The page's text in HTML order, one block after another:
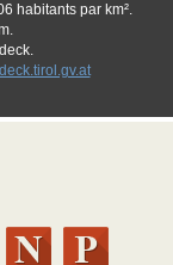
habitants par km².